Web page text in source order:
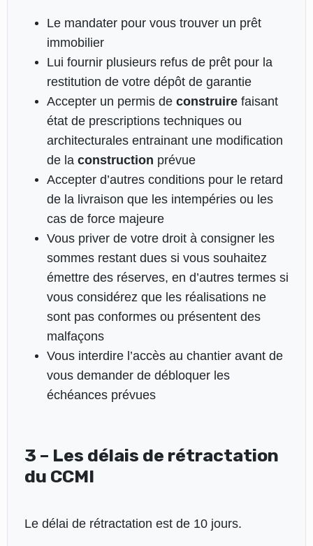
Le mandater pour vous trouver un prêt
immobilier
Lui fournir plusieurs refus de prêt pour la
restitution de votre dépôt de garantie
Accepter un permis de construire faisant
état de prescriptions techniques ou
architecturales entrainant une modification
de la construction prévue
Accepter d’autres conditions pour le retard
de la livraison que les intempéries ou les
cas de force majeure
Vous priver de votre droit à consigner les
sommes restant dues si vous souhaitez
émettre des réserves, en d’autres termes si
vous considérez que les réalisations ne
sont pas conformes ou présentent des
malfaçons
Vous interdire l’accès au chantier avant de
vous demander de débloquer les
échéances prévues
3 – Les délais de rétractation
du CCMI
Le délai de rétractation est de 10 jours.